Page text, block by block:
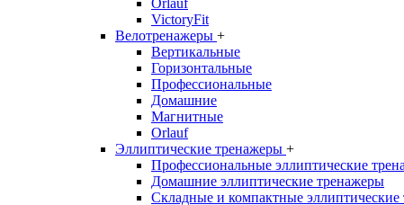
Orlauf
VictoryFit
Велотренажеры +
Вертикальные
Горизонтальные
Профессиональные
Домашние
Магнитные
Orlauf
Эллиптические тренажеры +
Профессиональные эллиптические
Домашние эллиптические тренажеры
Складные и компактные эллиптические